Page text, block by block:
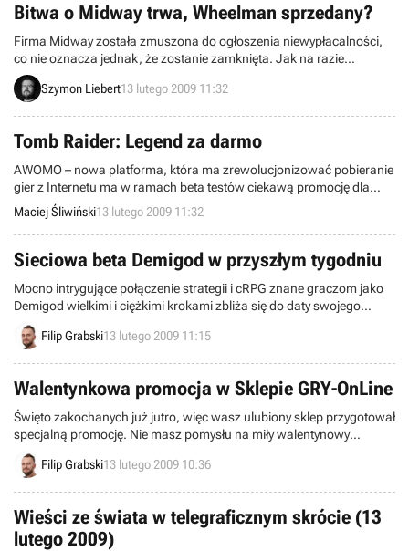
Kotaku otrzymał informację z anonimowego źródła, że projekt ten
Bitwa o Midway trwa, Wheelman sprzedany?
Firma Midway została zmuszona do ogłoszenia niewypłacalności,
co nie oznacza jednak, że zostanie zamknięta. Jak na razie
europejski oddział wydawcy będzie kontynuował pracę. Pomimo
tego, sytuacja jest oczywiście poważna - długi firmy są bardzo duże,
Ubisoftu.
Szymon Liebert13 lutego 2009 11:32
Tomb Raider: Legend za darmo
AWOMO – nowa platforma, która ma zrewolucjonizować pobieranie
gier z Internetu ma w ramach beta testów ciekawą promocję dla
graczy. Przez najbliższy miesiąc zupełnie za darmo będzie można
pobrać i grać w Tomb Raider: Legend.
Maciej Śliwiński13 lutego 2009 11:32
Sieciowa beta Demigod w przyszłym tygodniu
Mocno intrygujące połączenie strategii i cRPG znane graczom jako
Demigod wielkimi i ciężkimi krokami zbliża się do daty swojego
debiutu. Ale zanim on nastąpi czeka nas multiplayerowa beta.
Filip Grabski13 lutego 2009 11:15
Walentynkowa promocja w Sklepie GRY-OnLine
Święto zakochanych już jutro, więc wasz ulubiony sklep przygotował
specjalną promocję. Nie masz pomysłu na miły walentynowy
upominek? Zdaj się na nas.
Filip Grabski13 lutego 2009 10:36
Wieści ze świata w telegraficznym skrócie (13
lutego 2009)